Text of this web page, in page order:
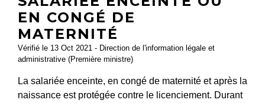
EN CONGÉ DE
MATERNITÉ
Vérifié le 13 Oct 2021 - Direction de l'information légale et
administrative (Première ministre)
La salariée enceinte, en congé de maternité et après la
naissance est protégée contre le licenciement. Durant